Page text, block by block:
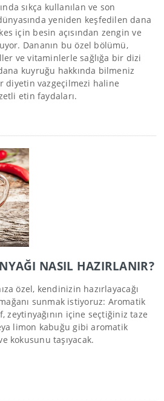
sıkça kullanılan ve son
yeniden keşfedilen dana
için besin açısından zengin ve
Dananın bu özel bölümü,
ve vitaminlerle sağlığa bir dizi
kuyruğu hakkında bilmeniz
diyetin vazgeçilmezi haline
etin faydaları.
NASIL HAZIRLANIR?
özel, kendinizin hazırlayacağı
sunmak istiyoruz: Aromatik
zeytinyağının içine seçtiğiniz taze
limon kabuğu gibi aromatik
kokusunu taşıyacak.